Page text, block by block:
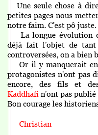
Une seule chose à
petites pages nous
notre faim. C'est pô juste.
La longue évolution
déjà fait l'objet de tant
controversées, on a bien
Or il y manquerait
protagonistes n'ont pas
encore, des fils et
Kaddhafi n'ont pas publié
Bon courage les
Christian